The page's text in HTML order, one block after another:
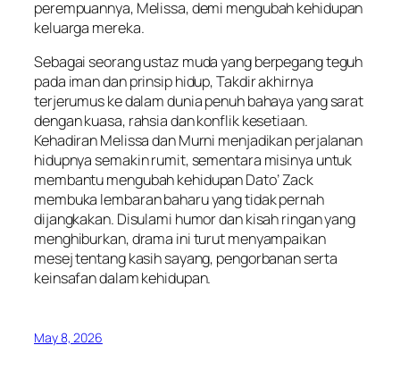
perempuannya, Melissa, demi mengubah kehidupan
keluarga mereka.
Sebagai seorang ustaz muda yang berpegang teguh
pada iman dan prinsip hidup, Takdir akhirnya
terjerumus ke dalam dunia penuh bahaya yang sarat
dengan kuasa, rahsia dan konflik kesetiaan.
Kehadiran Melissa dan Murni menjadikan perjalanan
hidupnya semakin rumit, sementara misinya untuk
membantu mengubah kehidupan Dato’ Zack
membuka lembaran baharu yang tidak pernah
dijangkakan. Disulami humor dan kisah ringan yang
menghiburkan, drama ini turut menyampaikan
mesej tentang kasih sayang, pengorbanan serta
keinsafan dalam kehidupan.
May 8, 2026